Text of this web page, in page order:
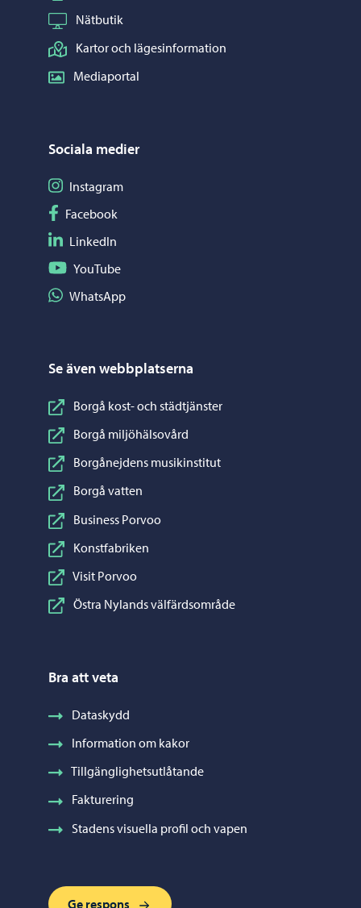
Nätbutik
Kartor och lägesinformation
Mediaportal
Sociala medier
Följ på Instagram
Instagram
Följ på Facebook
Facebook
Följ på LinkedIn
LinkedIn
Följ på YouTube
YouTube
Dela på WhatsApp
WhatsApp
Se även webbplatserna
Borgå kost- och städtjänster
Borgå miljöhälsovård
Borgånejdens musikinstitut
Borgå vatten
Business Porvoo
Konstfabriken
Visit Porvoo
Östra Nylands välfärdsområde
Bra att veta
Dataskydd
Information om kakor
Tillgänglighetsutlåtande
Fakturering
Stadens visuella profil och vapen
Ge respons